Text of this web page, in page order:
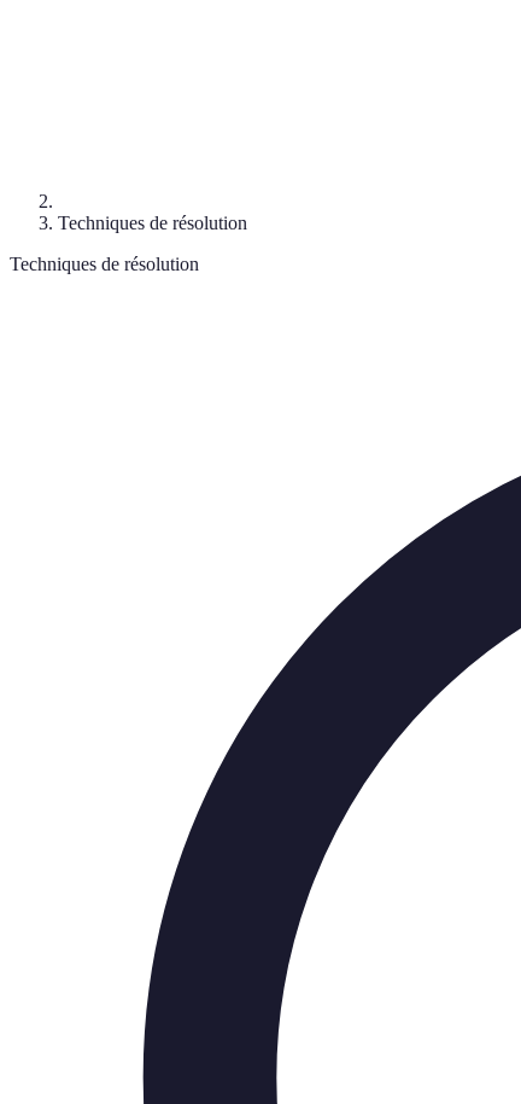
Techniques de résolution
Techniques de résolution